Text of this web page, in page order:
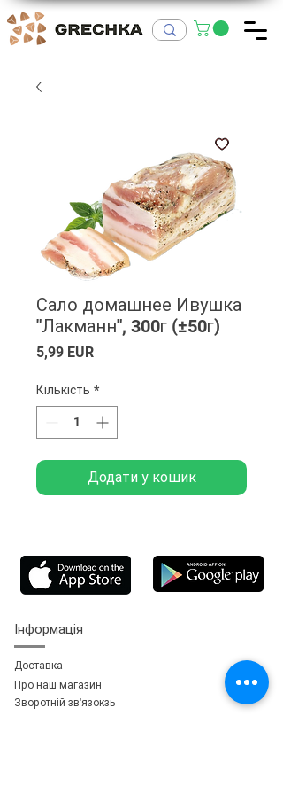
Сало домашнее Ивушка
"Лакманн", 300г (±50г)
5,99 EURЦіна
Кількість *
Додати у кошик
Інформація
Доставка
Про наш магазин
Зворотній зв'язокзь